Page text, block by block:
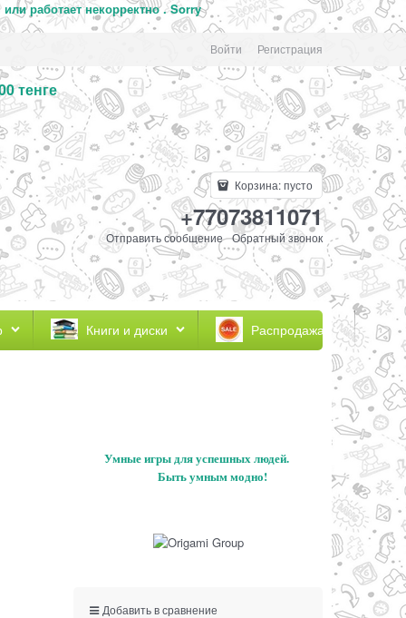
работает некорректно . Sorry
Войти Регистрация
тенге
Корзина:пусто
+77073811071
Отправить сообщение Обратный звонок
Книги и диски Распродажа
Умные игры для успешных людей.
Быть умным модно!
Добавить в сравнение